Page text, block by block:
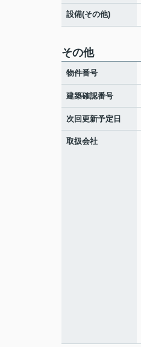
設備(その他)
その他
物件番号
建築確認番号
次回更新予定日
取扱会社